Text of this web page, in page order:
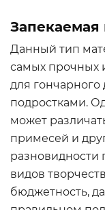
Запекаемая
Данный тип
самых прочных
для гончарного
подростками.
может
примесей и
разновидности
видов
бюджетность,